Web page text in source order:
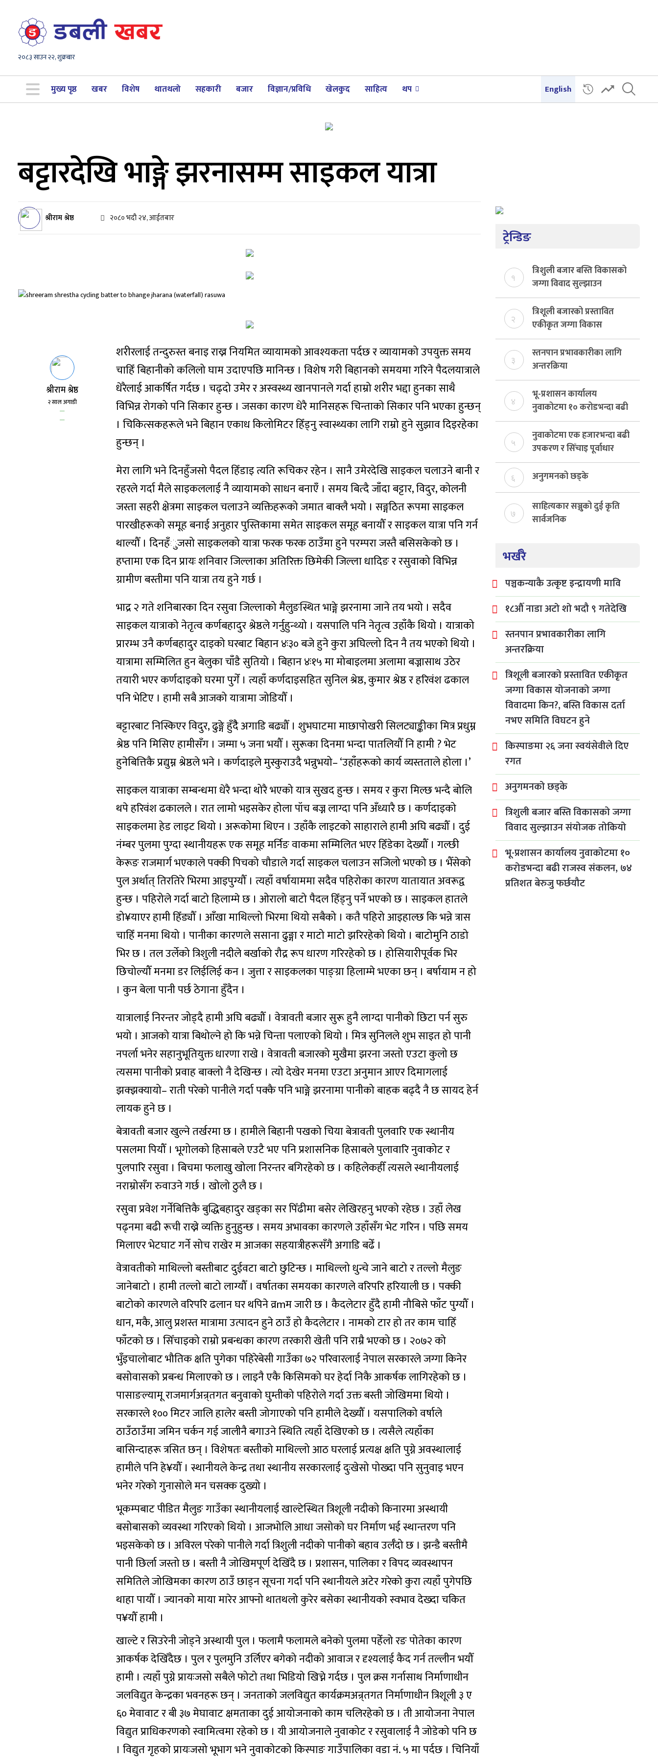
२०८३ साउन २२, शुक्रबार
मुख्य पृष्ठ खबर विशेष थातथलो सहकारी बजार विज्ञान/प्रविधि खेलकुद साहित्य थप English
बट्टारदेखि भाङ्गे झरनासम्म साइकल यात्रा
श्रीराम श्रेष्ठ २०८० भदौ २४, आईतबार
श्रीराम श्रेष्ठ
२ साल अगाडी
शरीरलाई तन्दुरुस्त बनाइ राख्न नियमित व्यायामको आवश्यकता पर्दछ र व्यायामको उपयुक्त समय
चाहिँ बिहानीको कलिलो घाम उदाएपछि मानिन्छ । विशेष गरी बिहानको समयमा गरिने पैदलयात्राले
धेरैलाई आकर्षित गर्दछ । चढ्दो उमेर र अस्वस्थ्य खानपानले गर्दा हाम्रो शरीर भद्दा हुनका साथै
विभिन्न रोगको पनि सिकार हुन्छ । जसका कारण धेरै मानिसहरू चिन्ताको सिकार पनि भएका हुन्छन्
। चिकित्सकहरूले भने बिहान एकाध किलोमिटर हिँड्नु स्वास्थ्यका लागि राम्रो हुने सुझाव दिइरहेका
हुन्छन् ।
मेरा लागि भने दिनहुँजसो पैदल हिँडाइ त्यति रूचिकर रहेन । सानै उमेरदेखि साइकल चलाउने बानी र
रहरले गर्दा मैले साइकललाई नै व्यायामको साधन बनाएँ । समय बित्दै जाँदा बट्टार, विदुर, कोलनी
जस्ता सहरी क्षेत्रमा साइकल चलाउने व्यक्तिहरूको जमात बाक्लै भयो । सङ्गठित रूपमा साइकल
पारखीहरूको समूह बनाई अनुहार पुस्तिकामा समेत साइकल समूह बनायौँ र साइकल यात्रा पनि गर्न
थाल्यौँ । दिनहँुजसो साइकलको यात्रा फरक फरक ठाउँमा हुने परम्परा जस्तै बसिसकेको छ ।
हप्तामा एक दिन प्रायः शनिवार जिल्लाका अतिरिक्त छिमेकी जिल्ला धादिङ र रसुवाको विभिन्न
ग्रामीण बस्तीमा पनि यात्रा तय हुने गर्छ ।
भाद्र २ गते शनिबारका दिन रसुवा जिल्लाको मैलुङस्थित भाङ्गे झरनामा जाने तय भयो । सदैव
साइकल यात्राको नेतृत्व कर्णबहादुर श्रेष्ठले गर्नुहुन्थ्यो । यसपालि पनि नेतृत्व उहाँकै थियो । यात्राको
प्रारम्भ उनै कर्णबहादुर दाइको घरबाट बिहान ४ः३० बजे हुने कुरा अघिल्लो दिन नै तय भएको थियो ।
यात्रामा सम्मिलित हुन बेलुका चाँडै सुतियो । बिहान ४ः१५ मा मोबाइलमा अलामा बज्नासाथ उठेर
तयारी भएर कर्णदाइको घरमा पुगेँ । त्यहाँ कर्णदाइसहित सुनिल श्रेष्ठ, कुमार श्रेष्ठ र हरिवंश ढकाल
पनि भेटिए । हामी सबै आजको यात्रामा जोडियौँ ।
बट्टारबाट निस्किएर विदुर, ढुङ्गे हुँदैै अगाडि बढ्यौँ । शुभघाटमा माछापोखरी सिलट्याङ्कीका मित्र प्रधुम्न
श्रेष्ठ पनि मिसिए हामीसँग । जम्मा ५ जना भयौँ । सुरूका दिनमा भन्दा पातलियौँ नि हामी ? भेट
हुनेबित्तिकै प्रद्युम्न श्रेष्ठले भने । कर्णदाइले मुस्कुराउदै भन्नुभयो– ‘उहाँहरूको कार्य व्यस्तताले होला ।’
साइकल यात्राका सम्बन्धमा धेरै भन्दा थोरै भएको यात्र सुखद हुन्छ । समय र कुरा मिल्छ भन्दै बोलि
थपे हरिवंश ढकालले । रात लामो भइसकेर होला पॉच बज्न लाग्दा पनि अँध्यारै छ । कर्णदाइको
साइकलमा हेड लाइट थियो । अरूकोमा थिएन । उहाँकै लाइटको साहाराले हामी अघि बढ्यौँ । दुई
नंम्बर पुलमा पुग्दा स्थानीयहरू एक समूह मर्निङ वाकमा सम्मिलित भएर हिँडेका देख्यौँ । गल्छी
केरूङ राजमार्ग भएकाले पक्की पिचको चौडाले गर्दा साइकल चलाउन सजिलो भएको छ । भैँसेको
पुल अर्थात् तिरतिरे भिरमा आइपुग्यौँ । त्यहाँ वर्षायाममा सदैव पहिरोका कारण यातायात अवरूद्व
हुन्छ । पहिरोले गर्दा बाटो हिलाम्मे छ । ओरालो बाटो पैदल हिँड्नु पर्ने भएको छ । साइकल हातले
डो¥याएर हामी हिँड्यौँ । आँखा माथिल्लो भिरमा थियो सबैको । कतै पहिरो आइहाल्छ कि भन्ने त्रास
चाहिँ मनमा थियो । पानीका कारणले ससाना ढुङ्गा र माटो माटो झरिरहेको थियो । बाटोमुनि ठाडो
भिर छ । तल उर्लेको त्रिशुली नदीले बर्खाको रौद्र रूप धारण गरिरहेको छ । होसियारीपूर्वक भिर
छिचोल्यौँ मनमा डर लिईलिई कन । जुत्ता र साइकलका पाङ्ग्रा हिलाम्मे भएका छन् । बर्षायाम न हो
। कुन बेला पानी पर्छ ठेगाना हुँदैन ।
यात्रालाई निरन्तर जोड्दै हामी अघि बढ्यौँ । वेत्रावती बजार सुरू हुनै लाग्दा पानीको छिटा पर्न सुरु
भयो । आजको यात्रा बिथोल्ने हो कि भन्ने चिन्ता पलाएको थियो । मित्र सुनिलले शुभ साइत हो पानी
नपर्ला भनेर सहानुभूतियुक्त धारणा राखे । वेत्रावती बजारको मुखैमा झरना जस्तो एउटा कुलो छ
त्यसमा पानीको प्रवाह बाक्लो नै देखिन्छ । त्यो देखेर मनमा एउटा अनुमान आएर दिमागलाई
झक्झक्यायो– राती परेको पानीले गर्दा पक्कै पनि भाङ्गे झरनामा पानीको बाहक बढ्दै नै छ सायद हेर्न
लायक हुने छ ।
बेत्रावती बजार खुल्ने तर्खरमा छ । हामीले बिहानी पखको चिया बेत्रावती पुलवारि एक स्थानीय
पसलमा पियौँ । भूगोलको हिसाबले एउटै भए पनि प्रशासनिक हिसाबले पुलावारि नुवाकोट र
पुलपारि रसुवा । बिचमा फलाखु खोला निरन्तर बगिरहेको छ । कहिलेकहीँ त्यसले स्थानीयलाई
नराम्रोसँग रुवाउने गर्छ । खोलो ठुलै छ ।
रसुवा प्रवेश गर्नेबित्तिकै बुद्धिबहादुर खड्का सर पिँढीमा बसेर लेखिरहनु भएको रहेछ । उहाँ लेख
पढ्नमा बढी रूची राख्ने व्यक्ति हुनुहुन्छ । समय अभावका कारणले उहाँसँग भेट गरिन । पछि समय
मिलाएर भेटघाट गर्ने सोच राखेर म आजका सहयात्रीहरूसँगै अगाडि बढेँ ।
वेत्रावतीको माथिल्लो बस्तीबाट दुईवटा बाटो छुटिन्छ । माथिल्लो धुन्चे जाने बाटो र तल्लो मैलुङ
जानेबाटो । हामी तल्लो बाटो लाग्यौँ । वर्षातका समयका कारणले वरिपरि हरियाली छ । पक्की
बाटोको कारणले वरिपरि ढलान घर थपिने व्रmम जारी छ । कैदलेटार हुँदै हामी नौबिसे फाँट पुग्यौँ ।
धान, मकै, आलु प्रशस्त मात्रामा उत्पादन हुने ठाउँ हो कैदलेटार । नामको टार हो तर काम चाहिँ
फाँटको छ । सिँचाइको राम्रो प्रबन्धका कारण तरकारी खेती पनि राम्रै भएको छ । २०७२ को
भुँइचालोबाट भौतिक क्षति पुगेका पहिरेबेसी गाउँका ७२ परिवारलाई नेपाल सरकारले जग्गा किनेर
बसोवासको प्रबन्ध मिलाएको छ । लाइनै एकै किसिमको घर हेर्दा निकै आकर्षक लागिरहेको छ ।
पासाङल्यामू राजमार्गअन्र्तगत बनुवाको घुम्तीको पहिरोले गर्दा उक्त बस्ती जोखिममा थियो ।
सरकारले १०० मिटर जालि हालेर बस्ती जोगाएको पनि हामीले देख्यौँ । यसपालिको वर्षाले
ठाउँठाउँमा जमिन चर्कन गई जालीनै बगाउने स्थिति त्यहाँ देखिएको छ । त्यसैले त्यहाँका
बासिन्दाहरू त्रसित छन् । विशेषतः बस्तीको माथिल्लो आठ घरलाई प्रत्यक्ष क्षति पुग्ने अवस्थालाई
हामीले पनि हे¥यौँ । स्थानीयले केन्द्र तथा स्थानीय सरकारलाई दुःखेसो पोख्दा पनि सुनुवाइ भएन
भनेर गरेको गुनासोले मन चसक्क दुख्यो ।
भूकम्पबाट पीडित मैलुङ गाउँका स्थानीयलाई खाल्टेस्थित त्रिशूली नदीको किनारमा अस्थायी
बसोबासको व्यवस्था गरिएको थियो । आजभोलि आधा जसोको घर निर्माण भई स्थान्तरण पनि
भइसकेको छ । अविरल परेको पानीले गर्दा त्रिशुली नदीको पानीको बहाव उर्लँदो छ । झन्डै बस्तीमै
पानी छिर्ला जस्तो छ । बस्ती नै जोखिमपूर्ण देखिँदै छ । प्रशासन, पालिका र विपद व्यवस्थापन
समितिले जोखिमका कारण ठाउँ छाड्न सूचना गर्दा पनि स्थानीयले अटेर गरेको कुरा त्यहाँ पुगेपछि
थाहा पायौँ । ज्यानको माया मारेर आफ्नो थातथलो कुरेर बसेका स्थानीयको स्वभाव देख्दा चकित
प¥यौँ हामी ।
खाल्टे र सिउरेनी जोड्ने अस्थायी पुल । फलामै फलामले बनेको पुलमा पहेँलो रङ पोतेका कारण
आकर्षक देखिँदैछ । पुल र पुलमुनि उर्लिएर बगेको नदीको आवाज र दृश्यलाई कैद गर्न तल्लीन भयौँ
हामी । त्यहाँ पुग्ने प्रायःजसो सबैले फोटो तथा भिडियो खिच्ने गर्दछ । पुल क्रस गर्नासाथ निर्माणाधीन
जलविद्युत केन्द्रका भवनहरू छन् । जनताको जलविद्युत कार्यक्रमअन्र्तगत निर्माणाधीन त्रिशूली ३ ए
६० मेवावाट र बी ३७ मेघावाट क्षमताका दुई आयोजनाको काम चलिरहेको छ । ती आयोजना नेपाल
विद्युत प्राधिकरणको स्वामित्वमा रहेको छ । यी आयोजनाले नुवाकोट र रसुवालाई नै जोडेको पनि छ
। विद्युत गृहको प्रायःजसो भूभाग भने नुवाकोटको किस्पाङ गाउँपालिका वडा नं. ५ मा पर्दछ । चिनियाँ
ट्रेन्डिङ
१
त्रिशुली बजार बस्ति विकासको
जग्गा विवाद सुल्झाउन
संयोजक तोकियो
२
त्रिशूली बजारको प्रस्तावित
एकीकृत जग्गा विकास
योजनाको जग्गा विवादमा
किन?, बस्ति विकास दर्ता नभए
समिति विघटन हुने
३
स्तनपान प्रभावकारीका लागि
अन्तरक्रिया
४
भू-प्रशासन कार्यालय
नुवाकोटमा १० करोडभन्दा बढी
राजस्व संकलन, ७४ प्रतिशत
बेरुजु फर्छयौट
५
नुवाकोटमा एक हजारभन्दा बढी
उपकरण र सिँचाइ पूर्वाधार
निर्माण
६ अनुगमनको छड्के
७
साहित्यकार सञ्जुको दुई कृति
सार्वजनिक
भर्खरै
पञ्चकन्याकै उत्कृष्ट इन्द्रायणी मावि
१८औँ नाडा अटो शो भदौ ९ गतेदेखि
स्तनपान प्रभावकारीका लागि
अन्तरक्रिया
त्रिशूली बजारको प्रस्तावित एकीकृत
जग्गा विकास योजनाको जग्गा
विवादमा किन?, बस्ति विकास दर्ता
नभए समिति विघटन हुने
किस्पाङमा २६ जना स्वयंसेवीले दिए
रगत
अनुगमनको छड्के
त्रिशुली बजार बस्ति विकासको जग्गा
विवाद सुल्झाउन संयोजक तोकियो
भू-प्रशासन कार्यालय नुवाकोटमा १०
करोडभन्दा बढी राजस्व संकलन, ७४
प्रतिशत बेरुजु फर्छयौट